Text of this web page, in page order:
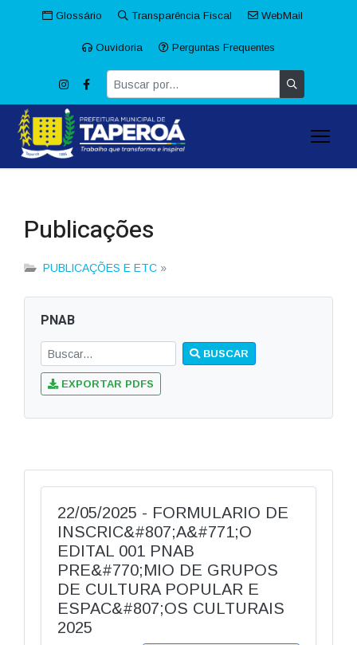
Glossário Transparência Fiscal WebMail
Ouvidoria Perguntas Frequentes
Publicações
PUBLICAÇÕES E ETC »
PNAB
BUSCAR
EXPORTAR PDFS
22/05/2025 - FORMULARIO DE
INSCRIC&#807;A&#771;O
EDITAL 001 PNAB
PRE&#770;MIO DE GRUPOS
DE CULTURA POPULAR E
ESPAC&#807;OS CULTURAIS
2025